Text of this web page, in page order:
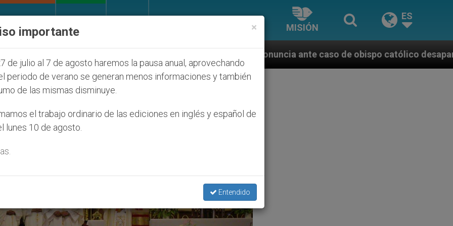
MISIÓN
ES
Seúl 2027 ONU se pronuncia ante caso de obispo católico desaparecido por la dictadura
Sergio Obeso Rivera’
×
importante
de julio al 7 de agosto haremos la pausa anual, aprovechando
periodo de verano se generan menos informaciones y también
de las mismas disminuye.
el trabajo ordinario de las ediciones en inglés y español de
lunes 10 de agosto.
Entendido